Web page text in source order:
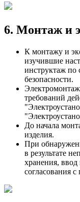
6. Монтаж и
К монтажу и
изучившие
инструктаж по
безопасности.
требований
До начала
изделия.
При
в результате
хранения, ввод
согласования